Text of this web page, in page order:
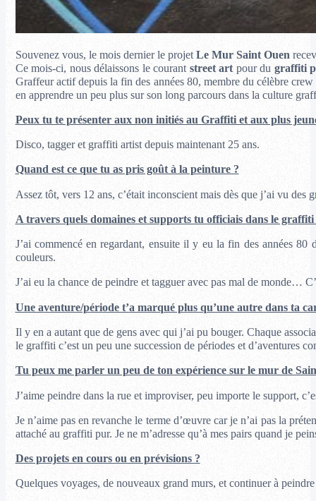
Souvenez vous, le mois dernier le projetLe Mur Saint Ouen
Ce mois-ci, nous délaissons le courant street artpour du graffiti
Graffeur actif depuis la fin des années 80, membre du célèbre crew
en apprendre un peu plus sur son long parcours dans la culture
Peux tu te présenter aux non initiés au Graffiti et aux plus
Disco, tagger et graffiti artist depuis maintenant 25 ans.
Quand est ce que tu as pris goût à la peinture ?
Assez tôt, vers 12 ans, c’était inconscient mais dès que j’ai vu des
A travers quels domaines et supports tu officiais dans le
J’ai commencé en regardant, ensuite il y eu la fin des années
couleurs.
J’ai eu la chance de peindre et tagguer avec pas mal de monde…
Une aventure/période t’a marqué plus qu’une autre dans ta
Il y en a autant que de gens avec qui j’ai pu bouger. Chaque
le graffiti c’est un peu une succession de périodes et d’aventures
Tu peux me parler un peu de ton expérience sur le mur de
J’aime peindre dans la rue et improviser, peu importe le support,
Je n’aime pas en revanche le terme d’œuvre car je n’ai pas la
attaché au graffiti pur. Je ne m’adresse qu’à mes pairs quand je
Des projets en cours ou en prévisions ?
Quelques voyages, de nouveaux grand murs, et continuer à